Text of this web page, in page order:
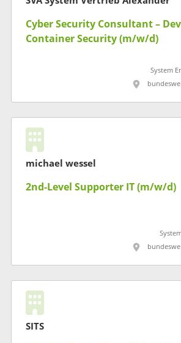
Cyber Security Consultant –
Container Security (m/w/d)
System
michael wessel
2nd-Level Supporter IT (m/w/d)
SITS